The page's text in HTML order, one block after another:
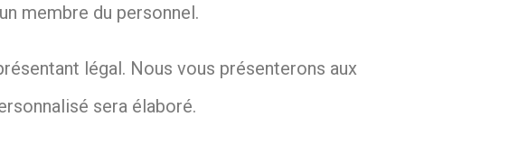
membre du personnel.
légal. Nous vous présenterons aux
sera élaboré.